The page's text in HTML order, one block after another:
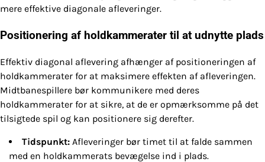
mere effektive diagonale afleveringer.
Positionering af holdkammerater til at udnytte plads
Effektiv diagonal aflevering afhænger af positioneringen af
holdkammerater for at maksimere effekten af afleveringen.
Midtbanespillere bør kommunikere med deres
holdkammerater for at sikre, at de er opmærksomme på det
tilsigtede spil og kan positionere sig derefter.
Tidspunkt: Afleveringer bør timet til at falde sammen
med en holdkammerats bevægelse ind i plads.